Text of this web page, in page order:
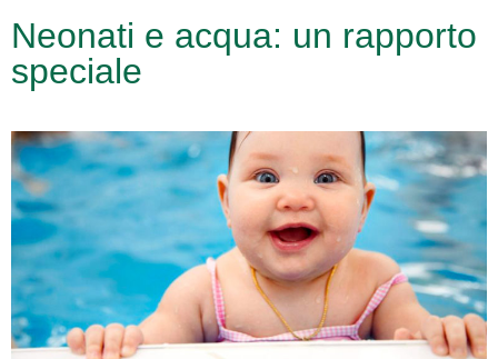
Neonati e acqua: un rapporto
speciale